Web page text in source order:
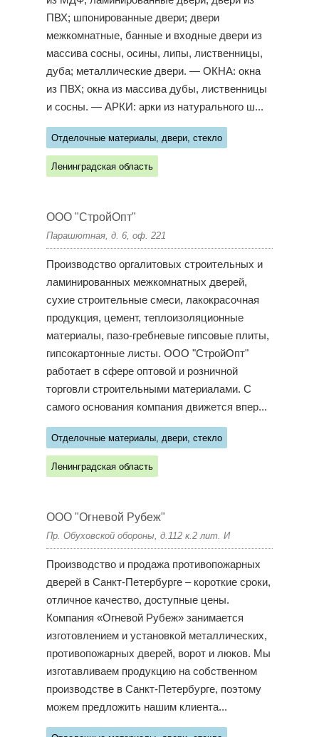
ПВХ; шпонированные двери; двери
межкомнатные, банные и входные двери из
массива сосны, осины, липы, лиственницы,
дуба; металлические двери. — ОКНА: окна
из ПВХ; окна из массива дубы, лиственницы
и сосны. — АРКИ: арки из натурального ш...
Отделочные материалы, двери, стекло
Ленинградская область
ООО "СтройОпт"
Парашютная, д. 6, оф. 221
Производство оргалитовых строительных и
ламинированных межкомнатных дверей,
сухие строительные смеси, лакокрасочная
продукция, цемент, теплоизоляционные
материалы, пазо-гребневые гипсовые плиты,
гипсокартонные листы. ООО "СтройОпт"
работает в сфере оптовой и розничной
торговли строительными материалами. С
самого основания компания движется впер...
Отделочные материалы, двери, стекло
Ленинградская область
ООО "Огневой Рубеж"
Пр. Обуховской обороны, д.112 к.2 лит. И
Производство и продажа противопожарных
дверей в Санкт-Петербурге – короткие сроки,
отличное качество, доступные цены.
Компания «Огневой Рубеж» занимается
изготовлением и установкой металлических,
противопожарных дверей, ворот и люков. Мы
изготавливаем продукцию на собственном
производстве в Санкт-Петербурге, поэтому
можем предложить нашим клиента...